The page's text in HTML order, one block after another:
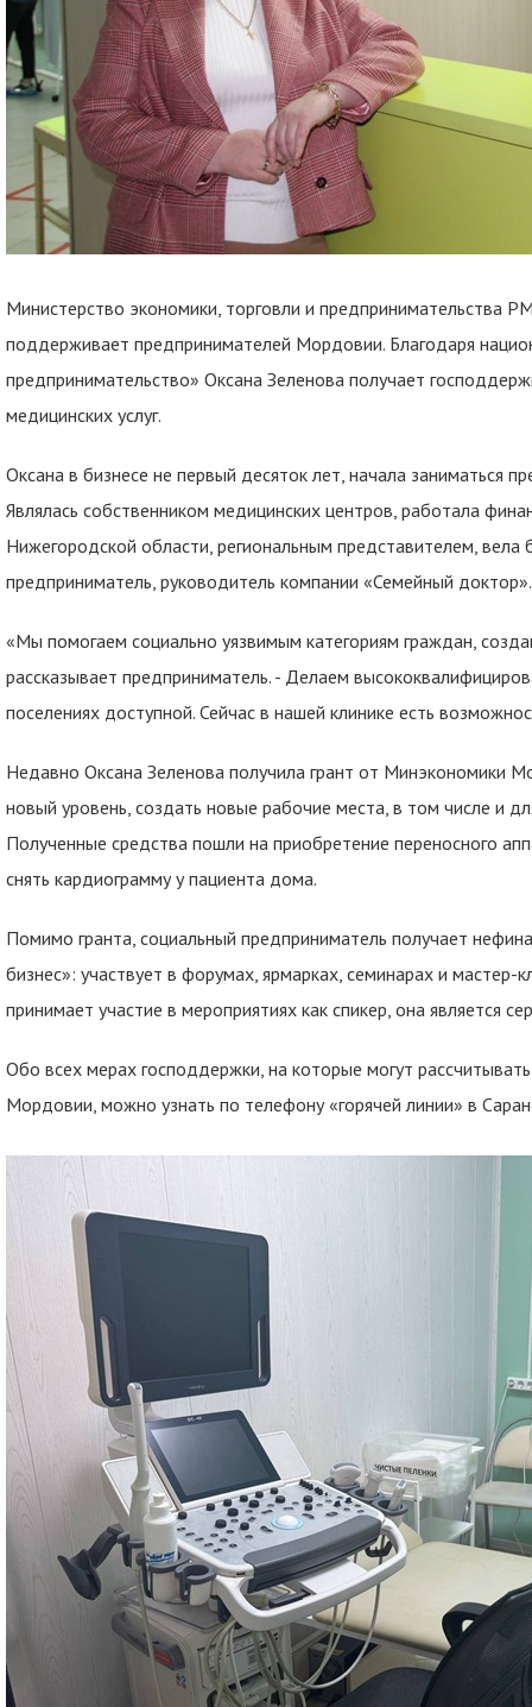
Министерство экономики, торговли и предпринимательства
поддерживает предпринимателей Мордовии. Благодаря
предпринимательство» Оксана Зеленова получает
медицинских услуг.
Оксана в бизнесе не первый десяток лет, начала заниматься
Являлась собственником медицинских центров, работала
Нижегородской области, региональным представителем, вела
предприниматель, руководитель компании «Семейный доктор».
«Мы помогаем социально уязвимым категориям граждан,
рассказывает предприниматель. - Делаем
поселениях доступной. Сейчас в нашей клинике есть
Недавно Оксана Зеленова получила грант от Минэкономики
новый уровень, создать новые рабочие места, в том числе и
Полученные средства пошли на приобретение переносного
снять кардиограмму у пациента дома.
Помимо гранта, социальный предприниматель получает
бизнес»: участвует в форумах, ярмарках, семинарах и мастер-
принимает участие в мероприятиях как спикер, она является
Обо всех мерах господдержки, на которые могут
Мордовии, можно узнать по телефону «горячей линии» в